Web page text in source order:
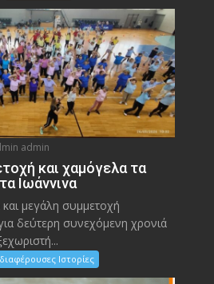
admin
και χαμόγελα τα
Ιωάννινα
και μεγάλη συμμετοχή
δεύτερη συνεχόμενη χρονιά
Ιστορίες